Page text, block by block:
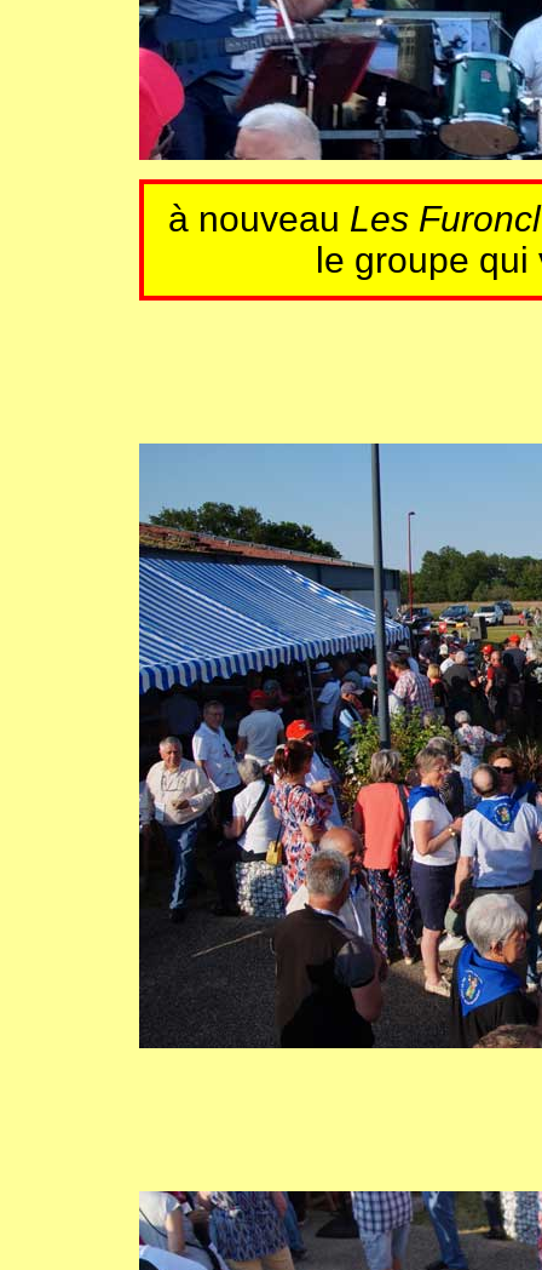
à nouveau Les
le groupe qui